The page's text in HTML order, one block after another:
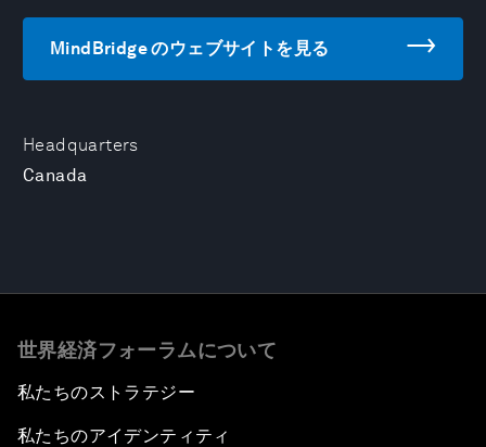
Headquarters
Canada
MindBridge のウェブサイトを見る
世界経済フォーラムについて
私たちのストラテジー
私たちのアイデンティティ